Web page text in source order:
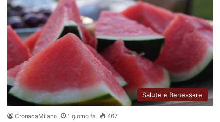
Salute e Benessere
CronacaMilano 1 giorno fa 467